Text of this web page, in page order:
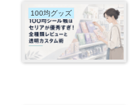
100均グッズ